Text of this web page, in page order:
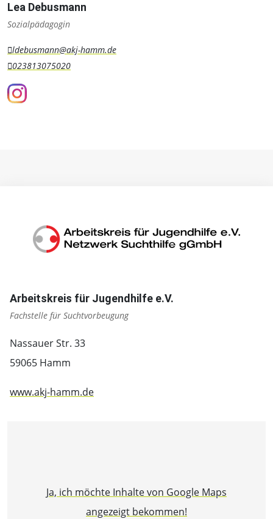
Lea Debusmann
Sozialpädagogin
ldebusmann@akj-hamm.de
023813075020
Arbeitskreis für Jugendhilfe e.V.
Fachstelle für Suchtvorbeugung
Nassauer Str. 33
59065 Hamm
www.akj-hamm.de
Ja, ich möchte Inhalte von Google Maps
angezeigt bekommen!